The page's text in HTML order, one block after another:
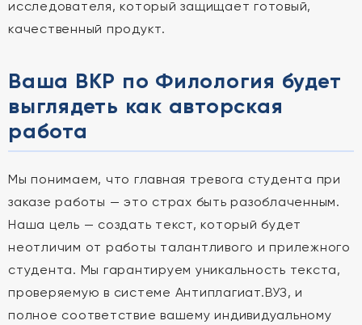
исследователя, который защищает готовый,
качественный продукт.
Ваша ВКР по Филология будет
выглядеть как авторская
работа
Мы понимаем, что главная тревога студента при
заказе работы — это страх быть разоблаченным.
Наша цель — создать текст, который будет
неотличим от работы талантливого и прилежного
студента. Мы гарантируем уникальность текста,
проверяемую в системе Антиплагиат.ВУЗ, и
полное соответствие вашему индивидуальному